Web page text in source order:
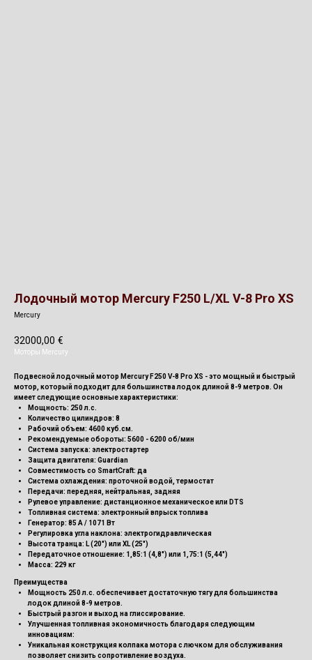
Лодочный мотор Mercury F250 L/XL V-8 Pro XS
Mercury
32000,00 €
Моторы Mercury
Подвесной лодочный мотор Mercury F250 V-8 Pro XS - это мощный и быстрый
мотор, который подходит для большинства лодок длиной 8-9 метров. Он
имеет следующие основные характеристики:
Мощность: 250 л.с.
Количество цилиндров: 8
Рабочий объем: 4600 куб.см.
Рекомендуемые обороты: 5600 - 6200 об/мин
Система запуска: электростартер
Защита двигателя: Guardian
Совместимость со SmartCraft: да
Система охлаждения: проточной водой, термостат
Передачи: передняя, нейтральная, задняя
Рулевое управление: дистанционное механическое или DTS
Топливная система: электронный впрыск топлива
Генератор: 85 А / 1071 Вт
Регулировка угла наклона: электрогидравлическая
Высота транца: L (20") или XL (25")
Передаточное отношение: 1,85:1 (4,8") или 1,75:1 (5,44")
Масса: 229 кг
Преимущества
Мощность 250 л.с. обеспечивает достаточную тягу для большинства
лодок длиной 8-9 метров.
Быстрый разгон и выход на глиссирование.
Улучшенная топливная экономичность благодаря следующим
инновациям:
Уникальная конструкция колпака мотора с лючком для обслуживания
позволяет снизить сопротивление воздуха.